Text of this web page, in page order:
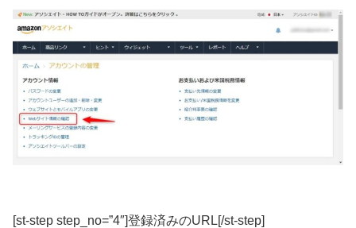
[st-step step_no=”4″]登録済みのURL[/st-step]